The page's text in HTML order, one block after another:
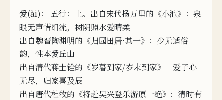
爱(ài)： 五行：土。出自宋代杨万里的《小池》：泉
眼无声惜细流，树阴照水爱晴柔
出自魏晋陶渊明的《归园田居·其一》：少无适俗
韵，性本爱丘山
出自清代蒋士铨的《岁暮到家/岁末到家》：爱子心
无尽， 归家喜及辰
出自唐代杜牧的《将赴吴兴登乐游原一绝》：清时有